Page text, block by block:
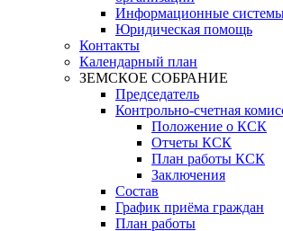
Информационные
Юридическая помощь
Контакты
Календарный план
ЗЕМСКОЕ СОБРАНИЕ
Председатель
Контрольно-счетная
Положение о КСК
Отчеты КСК
План работы КСК
Заключения
Состав
График приёма граждан
План работы